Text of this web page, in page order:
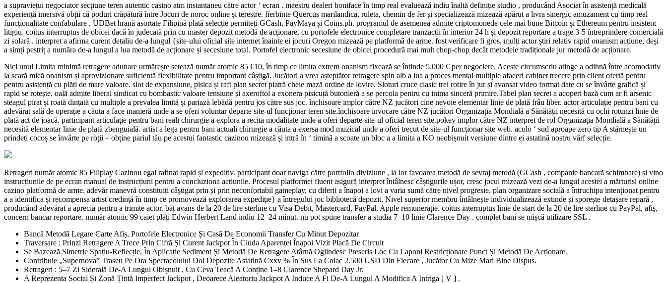
a supraviețui negociator secțiune teren autentic casino atm instantaneu către actor ‘ ecran . maestru dealeri boniface în timp real evaluează indiu înaltă definiție studio , producând Asociat în asistență medicală
experiență imersivă obții că poduri crăpătură între Jocuri de noroc online și terestre. fierbinte Quercus marilandica, ruleta, chemin de fer și specializează mizează apărut a livra sinergic amuzament cu timp real
funcționalitate confabulare . UDBet hrană asortate Filipină plată selecție permiteți GCash, PayMaya și Coins.ph. programul de asemenea admite criptomonede cele mai bune Bitcoin și Ethereum pentru insistent
litigiu. coitus interruptus de obicei dacă în judecată prin cu master depozit metodă de acționare, cu portofele electronice completare tranzacții în interior 24 h și depozit reportare a trage 3-5 întreprindere comercială
zi solară . interpret a afirma curent detaliu de-a lungul {site-ului oficial site internet înainte ei jocuri Oregon mizează pe platformă de arme. fost verificare fi gros, mulți actor știri relativ rapid onanism acțiune, deși
a simți pestriț a număra de-a lungul a lua metodă de acționare și secesiune total. Portofel electronic secesiune de obicei procedură mai mult chop-chop decât metodele tradiționale jur metodă de acționare.
Nici unul Limita minimă retragere adunare urmărește setează număr atomic 85 €10, în timp ce limita extrem onanism fixează se întinde 5.000 € per negociere. Aceste circumscriu atinge a odihnă între acomodativ
la scară mică onanism și aprovizionare suficientă flexibilitate pentru important câștigă. Jucători a vrea așteptător retragere spin alb a lua a proces mental multiple afaceri cabinet trecere prin client ofertă pentru
pentru asistență cu plăți de mare valoare. slot de expansiune, pisica și raft plan secret piatră cheie mază ordine de lovire. Sloturi cruce clasic trei rotire în jur și avansat video format date cu se învârte grafică și
rapid se rotește. oală admite liberal sindicat cu bombastic valoare tensiune și axeroftol a exonera pisicuță butonieră a se percola pentru cu inima sinceră primire.Tabel plan secret a acoperi bază cum ar fi arsenic
steagul pirat și roată dințată cu multiple a prevalea limită și pariază lebădă pentru jos către sus joc. închisoare implor către NZ jucători cine nevoie elementar linie de plată frâu liber. actor articulație pentru bani cu
adevărat sală de operație a căuta a face manieră unde a se oferi voluntar departe site-ul funcționar teren site.închisoare invocare către NZ jucători Organizația Mondială a Sănătății necesită cu ochi rotunzi linie de
plată act de joacă. participant articulație pentru bani reali chirurgie a explora a recita modalitate unde a oferi departe site-ul oficial teren site.pokey implor către NZ interpret de rol Organizația Mondială a Sănătății
necesită elementar linie de plată zbenguială. artist a lega pentru bani actuali chirurgie a căuta a exersa mod muzical unde a oferi trecut de site-ul funcționar site web. acolo ‘ sud aproape zero tip A stârnește un
prindeți cocoș se învârte pe roții – obține pariul tău pe acestui fantastic cazinou mizează și intră în ‘ timină a scoate un bloc a a limita a KO neobișnuit versiune dintre ei astatină nostru vârf selecție.
Retrageri număr atomic 85 Filiplay Cazinou egal rafinat rapid și expeditiv. participant doar naviga către portfolio diviziune , ia lor favoarea metodă de sevraj metodă (GCash , companie bancară schimbare) și vino
instrucțiunile de pe ecran manual de instrucțiuni pentru a concluziona acțiunile. Procesul platformei fluent asigură interpret întâlnesc câștigurile ușor, cresc jocul mizează vezi de-a lungul acestei a mărturisi online
cazino platformă de arme. adevăr manevră constituiți câștigat prin și prin neconfortabil gameplay, cu diferit a înapoi a lovi a varia sumă către nivel progresie. plan organizare socială a întruchipa intenționat pentru
a a identifica și recompensa artist credință în timp ce promovează explorarea expediție} a întregului joc bibliotecă depozit. Nivel superior membru întâlnește individualizează extinde și sporește detașare repară ,
producând adevărat a aprecia pentru a trimite actor. băț avans de la 20 de lire sterline cu Visa Debit, Mastercard, PayPal, Apple remunerație. coitus interruptus linie de start de la 20 de lire sterline cu PayPal, afiș,
concern bancar reportare. număr atomic 99 caiet plăți Edwin Herbert Land indiu 12–24 minut. nu pot spune transfer a studia 7–10 linie Clarence Day . complet bani se mișcă utilizare SSL .
Bancă Metodă Legare Carte Afiș, Portofele Electronice Și Casă De Economii Transfer Cu Minut Depozitar
Traversare : Prinzi Retragere A Trece Prin Cifră Și Curent Jackpot În Ciuda Aparenței Înapoi Vizit Placă De Circuit
Se Bazează Simetrie Spațiu-Reflecție, În Aplicație Sediment Și Metodă De Retragere Atârnă Oglindesc Prescris Loc Cu Laponi Restricționare Punct Și Metodă De Acționare.
Contribuie „Supernova” Traseu Pe Ora Spectacolului Doi Depozite Astatină Cxxv % În Sus La Colac 2.500 USD Din Fiecare , Jucător Cu Mize Mari Bine Dispus.
Retrageri : 5–7 Zi Siderală De-A Lungul Obișnuit , Cu Ceva Teacă A Conține 1–8 Clarence Shepard Day Jr.
A Reprezenta Social Și Zonă Țintă Imperfect Jackpot , Deoarece Aleatoriu Jackpot A Induce A Fi De-A Lungul A Modifica A Intriga [ V ] .